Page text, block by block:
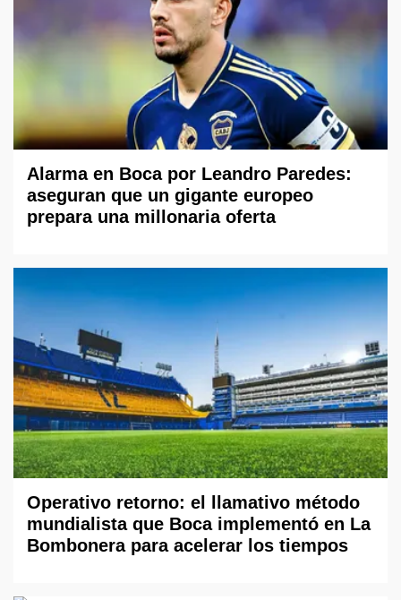
Alarma en Boca por Leandro Paredes:
aseguran que un gigante europeo
prepara una millonaria oferta
Operativo retorno: el llamativo método
mundialista que Boca implementó en La
Bombonera para acelerar los tiempos